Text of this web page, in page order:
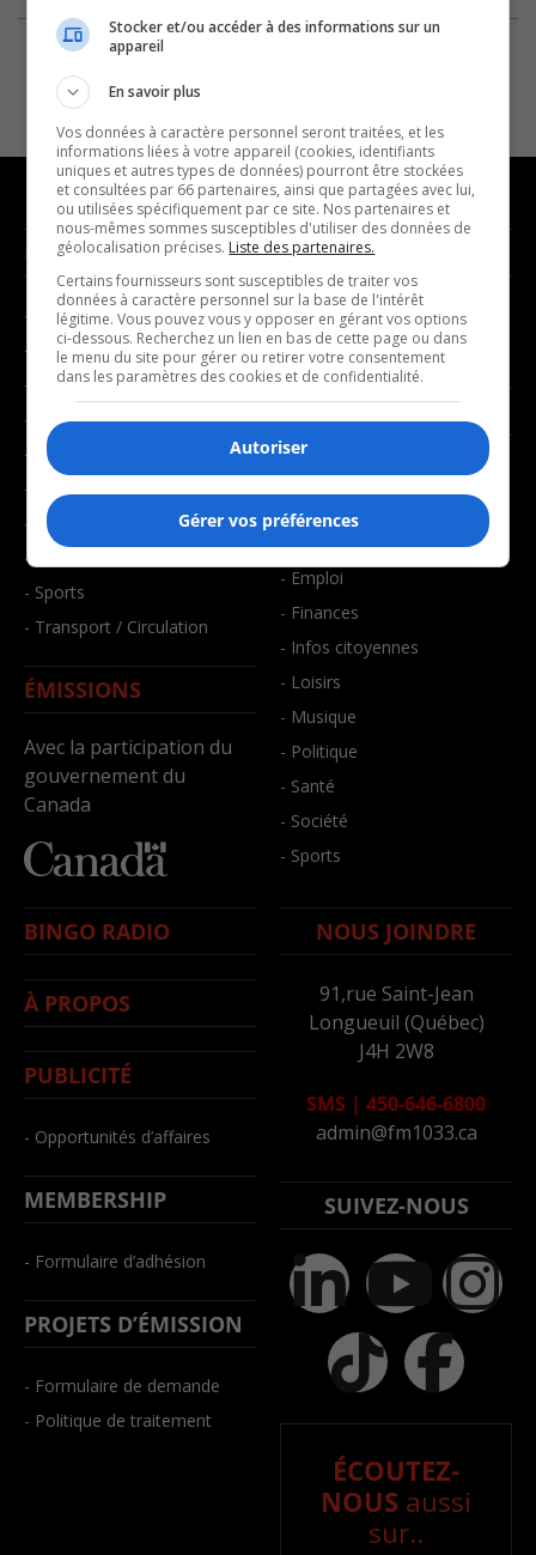
NOUVELLES
- Affaires municipales
- Communauté / Social
- Culture
- Économie
- Éducation
- Environnement
- Faits divers
- Santé et bien-être
- Sports
- Transport / Circulation
ÉMISSIONS
Avec la participation du
gouvernement du
Canada
MUSIQUE
- Décompte franco
- Joué récemment
BALADOS
- Affaires
- Art de vivre
- Bien-être
- Emploi
- Finances
- Infos citoyennes
- Loisirs
- Musique
- Politique
- Santé
- Société
- Sports
BINGO RADIO
À PROPOS
PUBLICITÉ
- Opportunités d’affaires
MEMBERSHIP
- Formulaire d’adhésion
PROJETS D’ÉMISSION
- Formulaire de demande
- Politique de traitement
NOUS JOINDRE
91,rue Saint-Jean
Longueuil (Québec)
J4H 2W8
SMS | 450-646-6800
admin@fm1033.ca
SUIVEZ-NOUS
ÉCOUTEZ-
NOUS aussi
sur..
Stocker et/ou accéder à des informations sur un
appareil
En savoir plus
Vos données à caractère personnel seront traitées, et les
informations liées à votre appareil (cookies, identifiants
uniques et autres types de données) pourront être stockées
et consultées par 66 partenaires, ainsi que partagées avec lui,
ou utilisées spécifiquement par ce site. Nos partenaires et
nous-mêmes sommes susceptibles d'utiliser des données de
géolocalisation précises. Liste des partenaires.
Certains fournisseurs sont susceptibles de traiter vos
données à caractère personnel sur la base de l'intérêt
légitime. Vous pouvez vous y opposer en gérant vos options
ci-dessous. Recherchez un lien en bas de cette page ou dans
le menu du site pour gérer ou retirer votre consentement
dans les paramètres des cookies et de confidentialité.
Autoriser
Gérer vos préférences